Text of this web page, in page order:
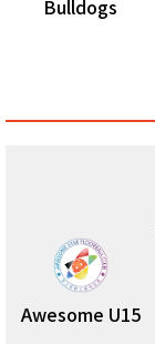
Bulldogs
Awesome U15